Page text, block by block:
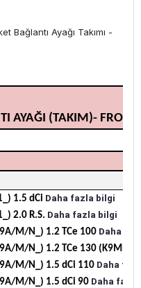
Bağlantı Ayağı Takımı -
AYAĞI (TAKIM)-
1.5 dCi Daha fazla bilgi
2.0 R.S. Daha fazla bilgi
M/N_) 1.2 TCe 100 Daha
M/N_) 1.2 TCe 130 (K9MR)
M/N_) 1.5 dCi 110 Daha
M/N_) 1.5 dCi 90 Daha